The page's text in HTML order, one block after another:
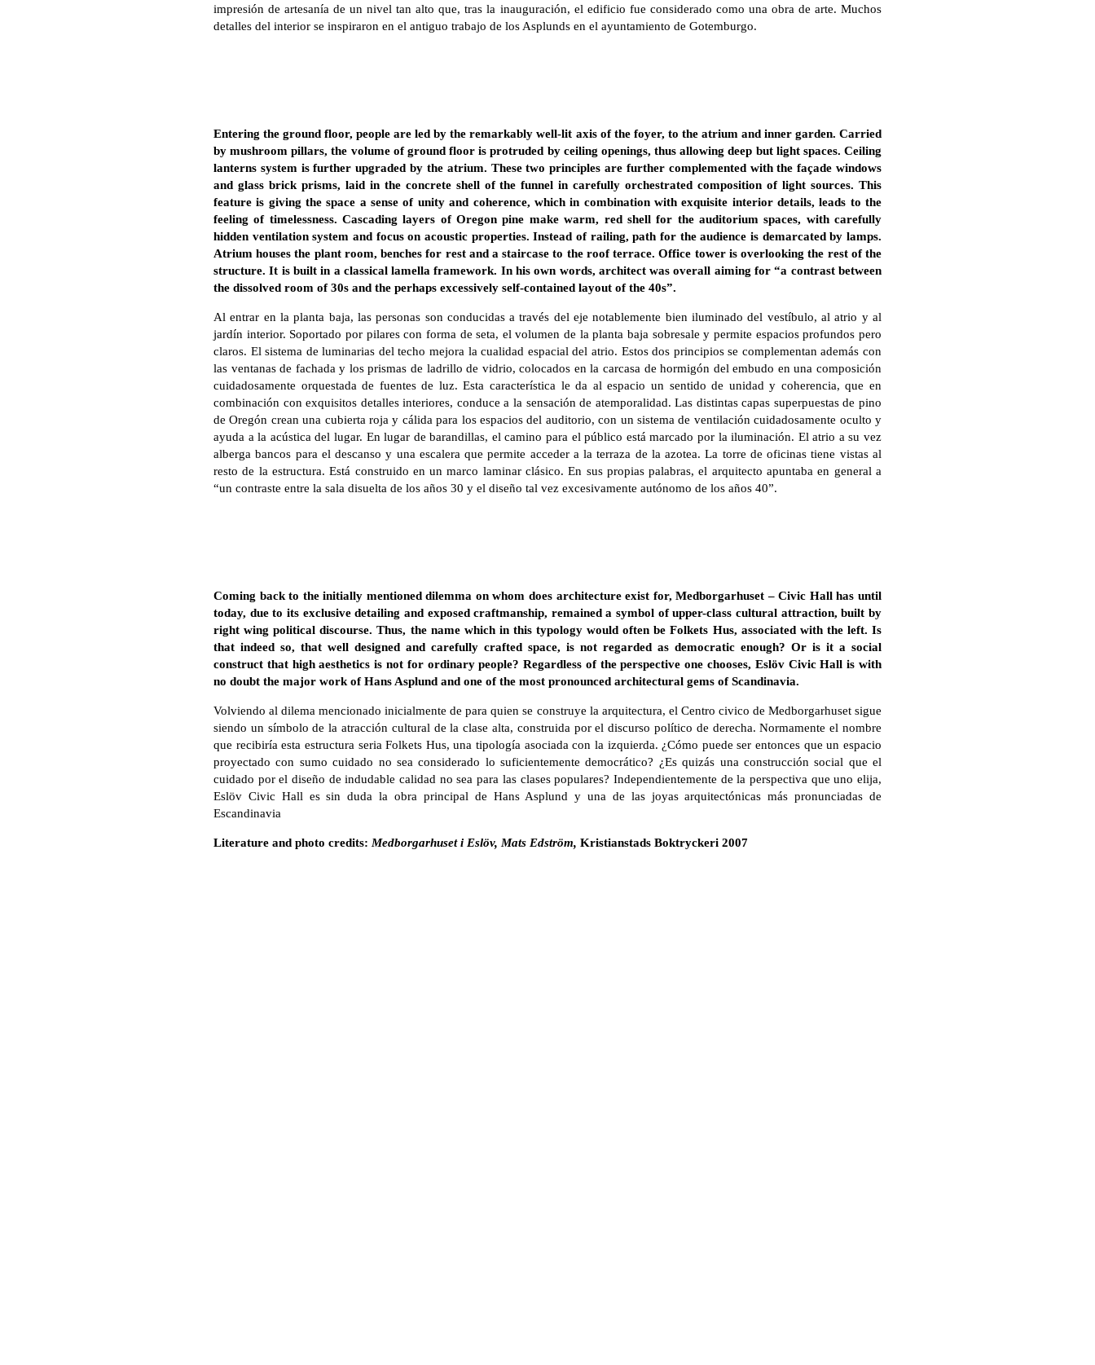
impresión de artesanía de un nivel tan alto que, tras la inauguración, el edificio fue considerado como una obra de arte. Muchos
detalles del interior se inspiraron en el antiguo trabajo de los Asplunds en el ayuntamiento de Gotemburgo.
Entering the ground floor, people are led by the remarkably well-lit axis of the foyer, to the atrium and inner garden. Carried
by mushroom pillars, the volume of ground floor is protruded by ceiling openings, thus allowing deep but light spaces. Ceiling
lanterns system is further upgraded by the atrium. These two principles are further complemented with the façade windows
and glass brick prisms, laid in the concrete shell of the funnel in carefully orchestrated composition of light sources. This
feature is giving the space a sense of unity and coherence, which in combination with exquisite interior details, leads to the
feeling of timelessness. Cascading layers of Oregon pine make warm, red shell for the auditorium spaces, with carefully
hidden ventilation system and focus on acoustic properties. Instead of railing, path for the audience is demarcated by lamps.
Atrium houses the plant room, benches for rest and a staircase to the roof terrace. Office tower is overlooking the rest of the
structure. It is built in a classical lamella framework. In his own words, architect was overall aiming for “a contrast between
the dissolved room of 30s and the perhaps excessively self-contained layout of the 40s”.
Al entrar en la planta baja, las personas son conducidas a través del eje notablemente bien iluminado del vestíbulo, al atrio y al
jardín interior. Soportado por pilares con forma de seta, el volumen de la planta baja sobresale y permite espacios profundos pero
claros. El sistema de luminarias del techo mejora la cualidad espacial del atrio. Estos dos principios se complementan además con
las ventanas de fachada y los prismas de ladrillo de vidrio, colocados en la carcasa de hormigón del embudo en una composición
cuidadosamente orquestada de fuentes de luz. Esta característica le da al espacio un sentido de unidad y coherencia, que en
combinación con exquisitos detalles interiores, conduce a la sensación de atemporalidad. Las distintas capas superpuestas de pino
de Oregón crean una cubierta roja y cálida para los espacios del auditorio, con un sistema de ventilación cuidadosamente oculto y
ayuda a la acústica del lugar. En lugar de barandillas, el camino para el público está marcado por la iluminación. El atrio a su vez
alberga bancos para el descanso y una escalera que permite acceder a la terraza de la azotea. La torre de oficinas tiene vistas al
resto de la estructura. Está construido en un marco laminar clásico. En sus propias palabras, el arquitecto apuntaba en general a
“un contraste entre la sala disuelta de los años 30 y el diseño tal vez excesivamente autónomo de los años 40”.
Coming back to the initially mentioned dilemma on whom does architecture exist for, Medborgarhuset – Civic Hall has until
today, due to its exclusive detailing and exposed craftmanship, remained a symbol of upper-class cultural attraction, built by
right wing political discourse. Thus, the name which in this typology would often be Folkets Hus, associated with the left. Is
that indeed so, that well designed and carefully crafted space, is not regarded as democratic enough? Or is it a social
construct that high aesthetics is not for ordinary people? Regardless of the perspective one chooses, Eslöv Civic Hall is with
no doubt the major work of Hans Asplund and one of the most pronounced architectural gems of Scandinavia.
Volviendo al dilema mencionado inicialmente de para quien se construye la arquitectura, el Centro civico de Medborgarhuset sigue
siendo un símbolo de la atracción cultural de la clase alta, construida por el discurso político de derecha. Normamente el nombre
que recibiría esta estructura seria Folkets Hus, una tipología asociada con la izquierda. ¿Cómo puede ser entonces que un espacio
proyectado con sumo cuidado no sea considerado lo suficientemente democrático? ¿Es quizás una construcción social que el
cuidado por el diseño de indudable calidad no sea para las clases populares? Independientemente de la perspectiva que uno elija,
Eslöv Civic Hall es sin duda la obra principal de Hans Asplund y una de las joyas arquitectónicas más pronunciadas de
Escandinavia
Literature and photo credits: Medborgarhuset i Eslöv, Mats Edström, Kristianstads Boktryckeri 2007